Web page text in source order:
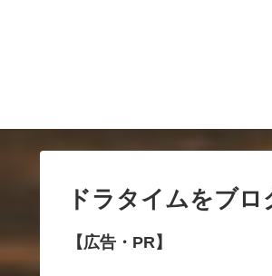
ドラタイムをブ
【広告・PR】